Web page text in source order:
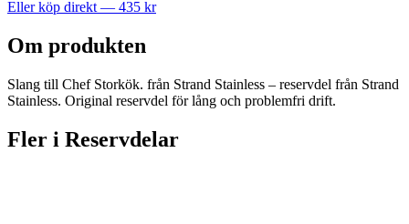
Eller köp direkt — 435 kr
Om produkten
Slang till Chef Storkök. från Strand Stainless – reservdel från Strand
Stainless. Original reservdel för lång och problemfri drift.
Fler i Reservdelar